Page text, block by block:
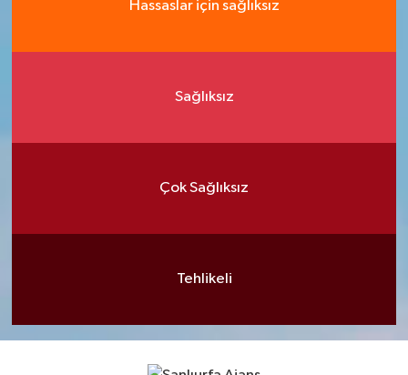
Hassaslar için sağlıksız
Sağlıksız
Çok Sağlıksız
Tehlikeli